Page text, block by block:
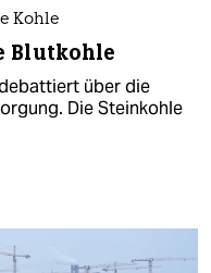
Kohle
Blutkohle
über die
Die Steinkohle